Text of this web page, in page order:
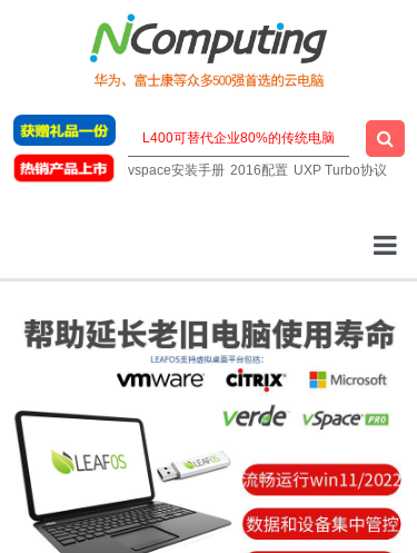
vspace安装手册 2016配置 UXP Turbo协议
技
联